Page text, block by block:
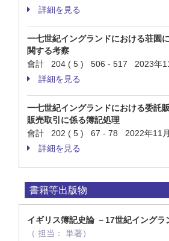
詳細を見る
一七世紀イングランドにおける荘園
関する考察
會計 204 ( 5 ) 506 - 517 2023年
詳細を見る
一七世紀イングランドにおける委託
販売取引に係る簿記処理
會計 202 ( 5 ) 67 - 78 2022年11月
詳細を見る
書籍等出版物
イギリス簿記史論 －17世紀イングラ
（ 担当： 単著）